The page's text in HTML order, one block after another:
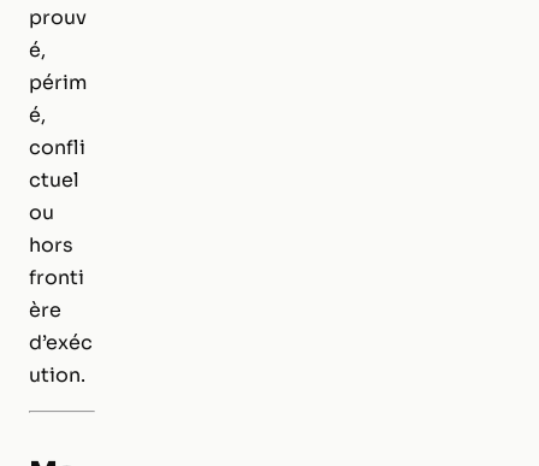
prouv
é,
périm
é,
confli
ctuel
ou
hors
fronti
ère
d’exéc
ution.